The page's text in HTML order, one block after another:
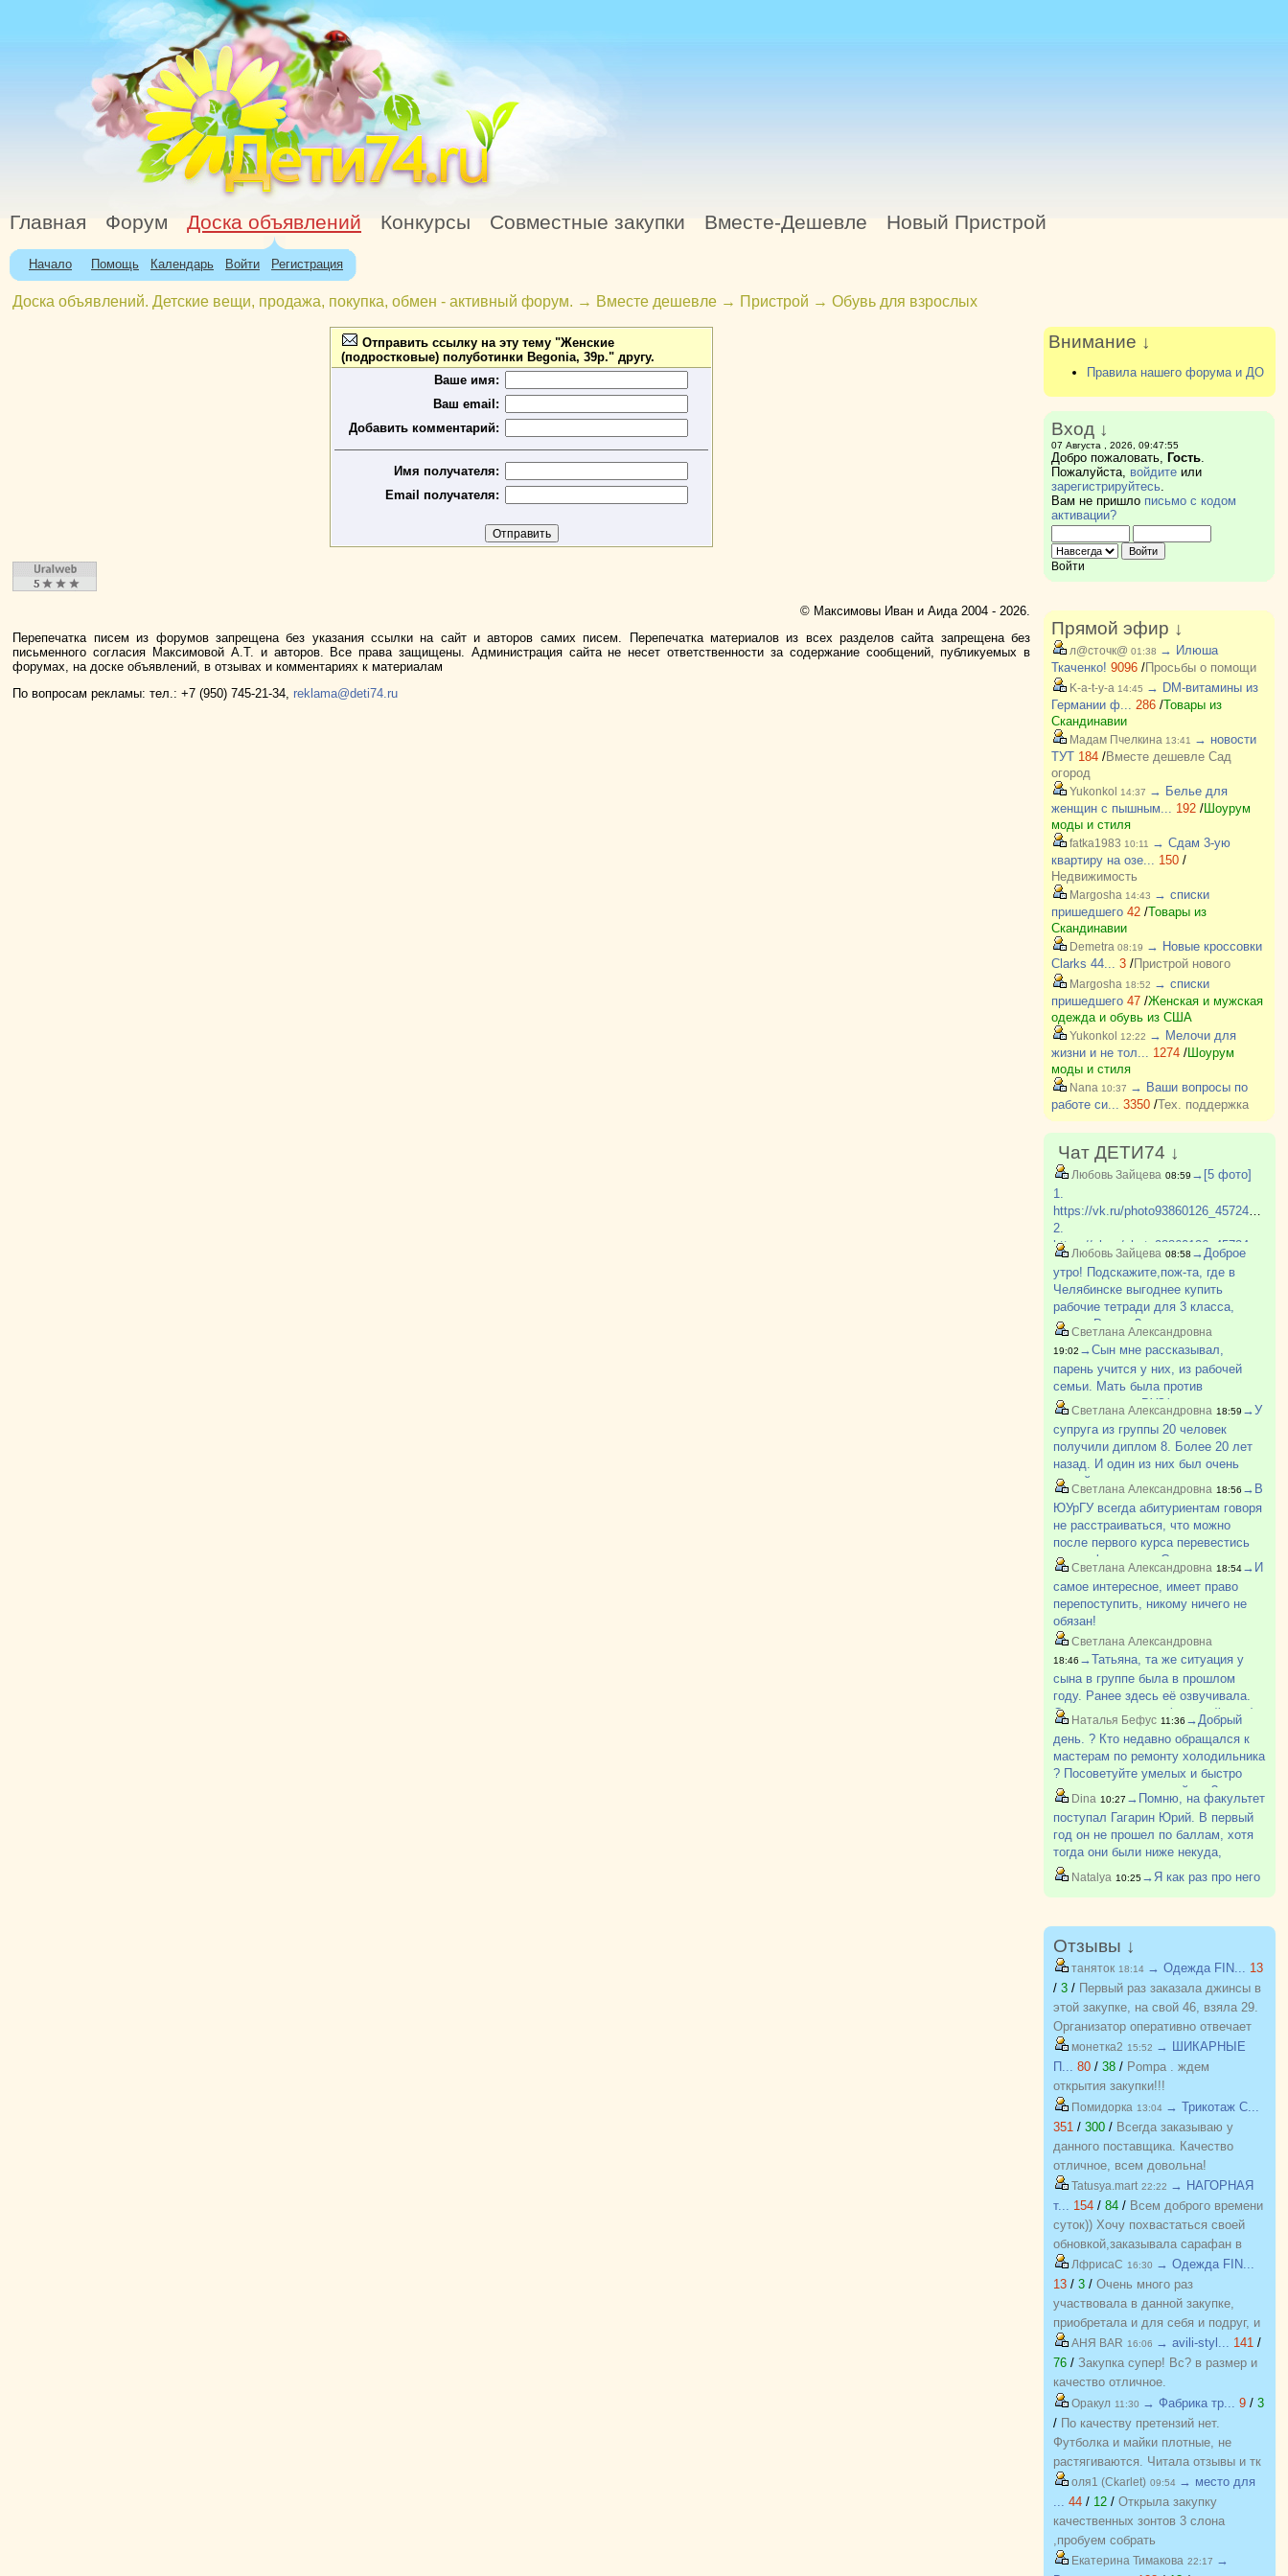
Главная Форум Доска объявлений Конкурсы Совместные закупки Вместе-Дешевле Новый Пристрой
Начало Помощь Календарь Войти Регистрация
Доска объявлений. Детские вещи, продажа, покупка, обмен - активный форум. → Вместе дешевле → Пристрой → Обувь для взрослых
Отправить ссылку на эту тему "Женские
(подростковые) полуботинки Begonia, 39р." другу.
Ваше имя:
Ваш email:
Добавить комментарий:
Имя получателя:
Email получателя:
© Максимовы Иван и Аида 2004 - 2026.
Перепечатка писем из форумов запрещена без указания ссылки на сайт и авторов самих писем. Перепечатка материалов из всех разделов сайта запрещена без
письменного согласия Максимовой А.Т. и авторов. Все права защищены. Администрация сайта не несет ответственности за содержание сообщений, публикуемых в
форумах, на доске объявлений, в отзывах и комментариях к материалам
По вопросам рекламы: тел.: +7 (950) 745-21-34,reklama@deti74.ru
Внимание ↓
Правила нашего форума и ДО
Вход ↓
07 Августа , 2026, 09:47:55
Добро пожаловать, Гость.
Пожалуйста, войдитеили
зарегистрируйтесь.
Вам не пришло письмо с кодом
активации?
Войти
Прямой эфир ↓
л@сточк@ 01:38 → Илюша
Ткаченко! 9096/Просьбы о помощи
K-a-t-y-a 14:45 → DM-витамины из
Германии ф... 286/Товары из
Скандинавии
Мадам Пчелкина 13:41
→ новости
ТУТ 184/Вместе дешевле Сад
огород
Yukonkol 14:37 → Белье для
женщин с пышным... 192/Шоурум
моды и стиля
fatka1983 10:11
→ Сдам 3-ую
квартиру на озе... 150/
Недвижимость
Margosha 14:43 → списки
пришедшего 42/Товары из
Скандинавии
Demetra 08:19 → Новые кроссовки
Clarks 44... 3/Пристрой нового
Margosha 18:52 → списки
пришедшего 47/Женская и мужская
одежда и обувь из США
Yukonkol 12:22 → Мелочи для
жизни и не тол... 1274/Шоурум
моды и стиля
Nana 10:37 → Ваши вопросы по
работе си... 3350/Тех. поддержка
Чат ДЕТИ74 ↓
Любовь Зайцева 08:59 →[5 фото]
1.
https://vk.ru/photo93860126_457248860
2.
https://vk.ru/photo93860126_457248858
https://vk.ru/photo93860126_457248859
4.
https://vk.ru/photo93860126_457248861
5.
https://vk.ru/photo93860126_457248862
Любовь Зайцева 08:58 →Доброе
утро! Подскажите,пож-та, где в
Челябинске выгоднее купить
рабочие тетради для 3 класса,
школа России?
Светлана Александровна
19:02 →Сын мне рассказывал,
парень учится у них, из рабочей
семьи. Мать была против
поступления в ВУЗ(парень
поступил). Говорила ему после
школы идти работать на завод. Как-
то так.
Светлана Александровна 18:59 →У
супруга из группы 20 человек
получили диплом 8. Более 20 лет
назад. И один из них был очень
умный парень из деревни, не
хватало денег, приходилось
работать и много пропускать. Был
самым лучшим в группе. И так
бывает.
Светлана Александровна 18:56 →В
ЮУрГУ всегда абитуриентам говоря
не расстраиваться, что можно
после первого курса перевестись
на др. факультет. Смотрю по
вакантным местам в ЮУрГУ с
каждым курсом всё больше
свободных мест и больше!
Светлана Александровна 18:54→И
самое интересное, имеет право
перепоступить, никому ничего не
обязан!
Светлана Александровна
18:46 →Татьяна, та же ситуация у
сына в группе была в прошлом
году. Ранее здесь её озвучивала.
Студент с долгами (старший курс)
опять поступал для подстраховки и
не стал учится, тк долги успел
закрыть. Но у меня чего-то други?
Наталья Бефус 11:36 →Добрый
день. ? Кто недавно обращался к
мастерам по ремонту холодильника
? Посоветуйте умелых и быстро
приезжающих пожалуйста ?
Dina 10:27 →Помню, на факультет
поступал Гагарин Юрий. В первый
год он не прошел по баллам, хотя
тогда они были ниже некуда,
наверно самые низкие во всем
ЮУрГу. Вроде позже поступил, но
Natalya 10:25→Я как раз про него
Отзывы ↓
таняток 18:14 → Одежда FIN... 13
/ 3 / Первый раз заказала джинсы в
этой закупке, на свой 46, взяла 29.
Организатор оперативно отвечает
на вопросы. Спасибо!!!
монетка2 15:52 → ШИКАРНЫЕ
П... 80 / 38 / Pompa . ждем
открытия закупки!!!
Помидорка 13:04 → Трикотаж C...
351 / 300 / Всегда заказываю у
данного поставщика. Качество
отличное, всем довольна!
Tatusya.mart 22:22 → НАГОРНАЯ
т... 154 / 84 / Всем доброго времени
суток)) Хочу похвастаться своей
обновкой,заказывала сарафан в
закупке (Нагорная трикотаж) и
осталась в полном восторге от
качества)) Соответствие
размерности и качество Выше
всяких похвал))
ЛфрисаС 16:30 → Одежда FIN...
13 / 3 / Очень много раз
участвовала в данной закупке,
приобретала и для себя и подруг, и
джинсы, и джемпера, и платья, и
блузки, вещи качественные,
соответствуют размеру и
описанию, организатор умничка
всегда оперативно отвечает, с
удовольствием буду участвовать
еще!
АНЯ BAR 16:06 → avili-styl... 141 /
76 / Закупка супер! Вс? в размер и
качество отличное.
Оракул 11:30 → Фабрика тр... 9 / 3
/ По качеству претензий нет.
Футболка и майки плотные, не
растягиваются. Читала отзывы и тк
люблю не в облипку вещи, на свой
46р-р заказала все вещи 48, все
равно получилось в облипку, и на
мой взгляд на рост 165-168
женский, у меня 173 мне
оля1 (Ckarlet) 09:54 → место для
... 44 / 12 / Открыла закупку
качественных зонтов 3 слона
,пробуем собрать
https://zakupki.deti74.ru/index.php?
Екатерина Тимакова 22:17 →